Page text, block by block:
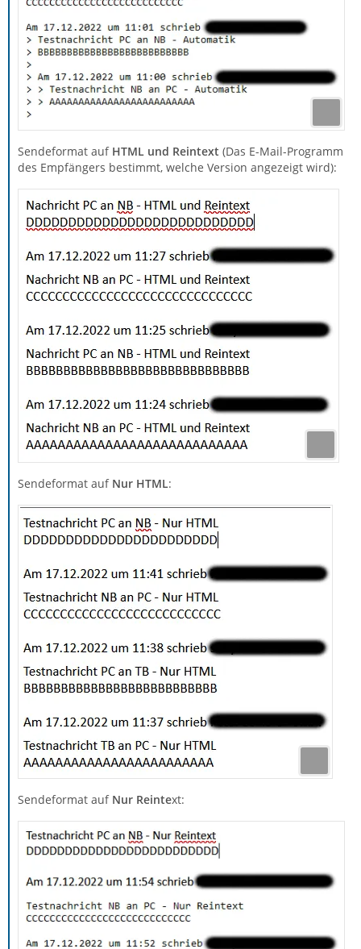
Sendeformat auf HTML und Reintext (Das E-Mail-Programm
des Empfängers bestimmt, welche Version angezeigt wird):
Sendeformat auf Nur HTML:
Sendeformat auf Nur Reintext: